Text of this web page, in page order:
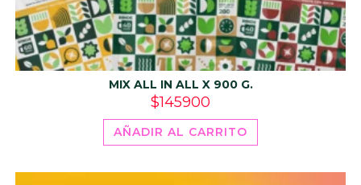
MIX ALL IN ALL X 900 G.
$145900
AÑADIR AL CARRITO